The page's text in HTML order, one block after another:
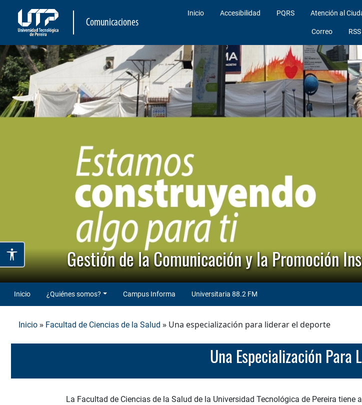
Comunicaciones
Inicio Accesibilidad PQRS Atención al
Correo RSS
Gestión de la Comunicación y la Promoción
Inicio ¿Quiénes somos? Campus Informa Universitaria 88.2 FM
Inicio » Facultad de Ciencias de la Salud » Una especialización para liderar el deporte
Una Especialización
La Facultad de Ciencias de la Salud de la Universidad Tecnológica de Pereira